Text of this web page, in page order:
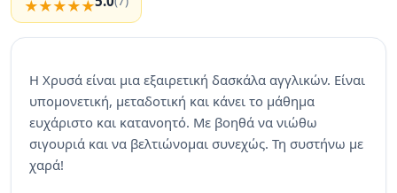
Η Χρυσά είναι μια εξαιρετική δασκάλα αγγλικών. Είναι
υπομονετική, μεταδοτική και κάνει το μάθημα
ευχάριστο και κατανοητό. Με βοηθά να νιώθω
σιγουριά και να βελτιώνομαι συνεχώς. Τη συστήνω με
χαρά!